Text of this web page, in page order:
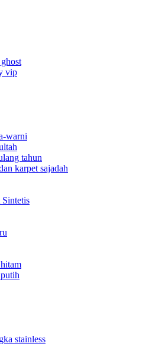
vip
warni
tahun
karpet sajadah
stainless